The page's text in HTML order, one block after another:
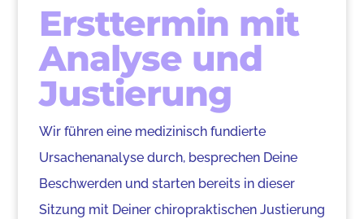
Ersttermin mit
Analyse und
Justierung
Wir führen eine medizinisch fundierte
Ursachenanalyse durch, besprechen Deine
Beschwerden und starten bereits in dieser
Sitzung mit Deiner chiropraktischen Justierung